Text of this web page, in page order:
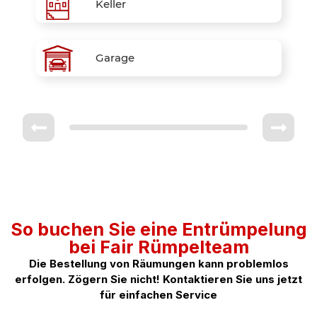
Keller
Garage
So buchen Sie eine Entrümpelung
bei Fair Rümpelteam
Die Bestellung von Räumungen kann problemlos
erfolgen. Zögern Sie nicht! Kontaktieren Sie uns jetzt
für einfachen Service